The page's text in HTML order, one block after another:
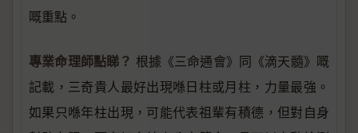
嘅重點。
專業命理師點睇？ 根據《三命通會》同《滴天髓》嘅
記載，三奇貴人最好出現喺日柱或月柱，力量最強。
如果只喺年柱出現，可能代表祖輩有積德，但對自身